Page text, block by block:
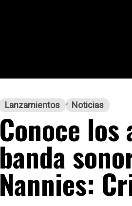
Lanzamientos Noticias
Conoce
banda
Nannies: